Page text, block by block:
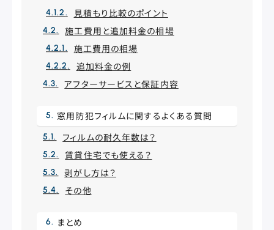
見積もり比較のポイント
施工費用と追加料金の相場
施工費用の相場
追加料金の例
アフターサービスと保証内容
窓用防犯フィルムに関するよくある質問
フィルムの耐久年数は？
賃貸住宅でも使える？
剥がし方は？
その他
まとめ